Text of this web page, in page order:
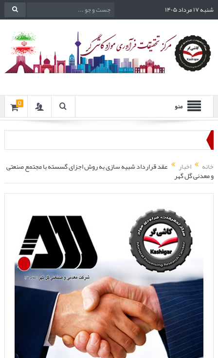
شنبه ۱۷ مرداد ۱۴۰۵
منو 0
خانه اخبار عقد قرارداد شبیه سازی به روش اجزای گسسته با مجتمع صنعتی
و معدنی گل گهر